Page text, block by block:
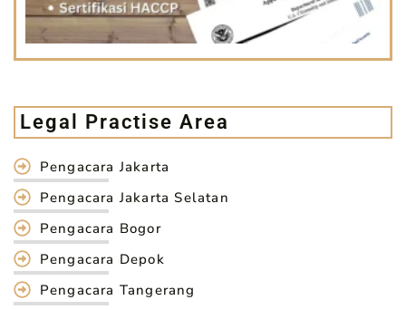
Legal Practise Area
Pengacara Jakarta
Pengacara Jakarta Selatan
Pengacara Bogor
Pengacara Depok
Pengacara Tangerang